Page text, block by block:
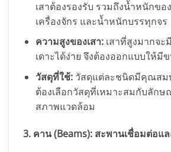
เสาต้องรองรับ รวมถึงน้ำหนักขอ
เครื่องจักร และน้ำหนักบรรทุกจร
ความสูงของเสา:เสาที่สูงมากจะ
เดาะได้ง่าย จึงต้องออกแบบให้มี
วัสดุที่ใช้:วัสดุแต่ละชนิดมีคุณสม
ต้องเลือกวัสดุที่เหมาะสมกับลักษ
สภาพแวดล้อม
3. คาน (Beams): สะพานเชื่อมต่อแ